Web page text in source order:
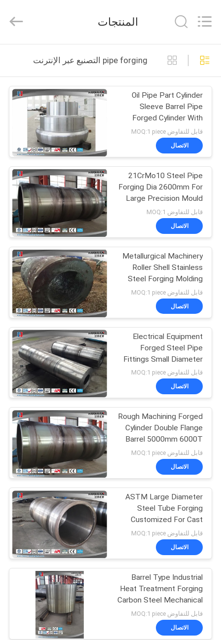
الصفحة
الرئيسية
منتجات
أشرطة
فيديو
معلومات
جولة
في
المعمل
مراقبة
الجودة
خريطة
الموقع
PRIVACY
POLICY
ENERGY
EQUIPMENT
Rights
المنتجات
pipe forging التصنيع عبر الإنترنت
Oil Pipe Part Cylinder
Sleeve Barrel Pipe
Forged Cylinder With
2000 mm Max OD
قابل للتفاوض MOQ:1 piece
الاتصال
21CrMo10 Steel Pipe
Forging Dia 2600mm For
Large Precision Mould
قابل للتفاوض MOQ:1
الاتصال
Metallurgical Machinery
Roller Shell Stainless
Steel Forging Molding
Style
قابل للتفاوض MOQ:1 piece
الاتصال
Electrical Equipment
Forged Steel Pipe
Fittings Small Diameter
High Pressure
قابل للتفاوض MOQ:1 piece
الاتصال
Rough Machining Forged
Cylinder Double Flange
Barrel 5000mm 6000T
قابل للتفاوض MOQ:1 piece
الاتصال
ASTM Large Diameter
Steel Tube Forging
Customized For Cast
Gear Ring
قابل للتفاوض MOQ:1 piece
الاتصال
Barrel Type Industrial
Heat Treatment Forging
Carbon Steel Mechanical
قابل للتفاوض MOQ:1 piece
الاتصال